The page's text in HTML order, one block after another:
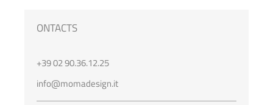
ONTACTS
+39 02 90.36.12.25
info@momadesign.it